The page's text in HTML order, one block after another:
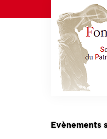
Evènements